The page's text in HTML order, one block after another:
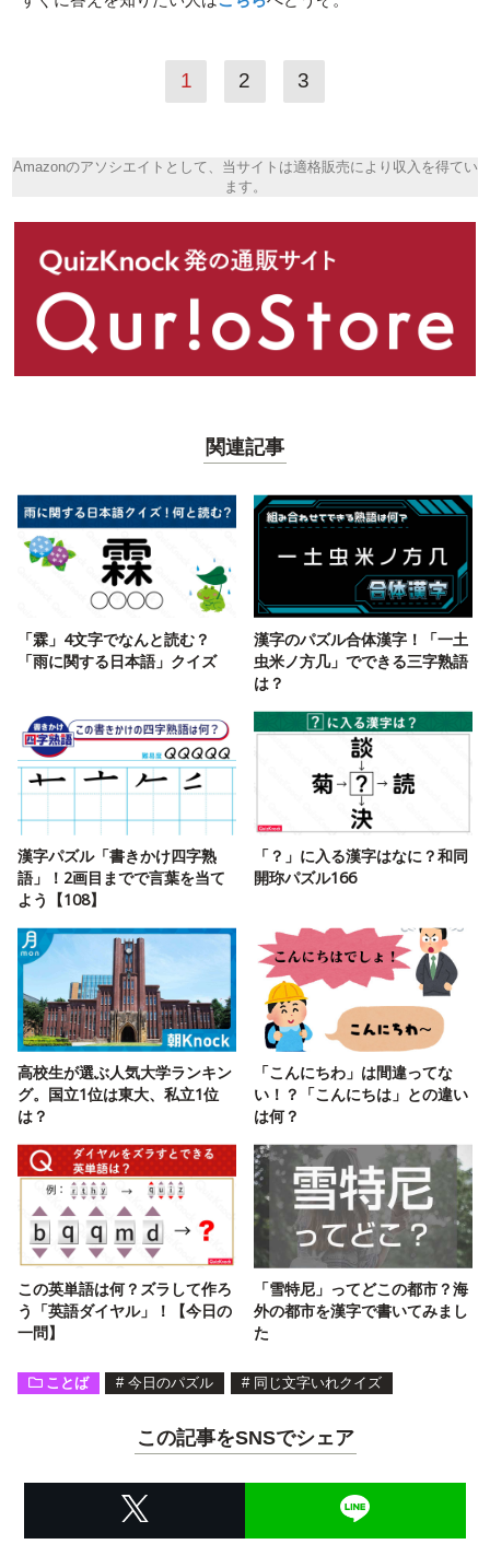
1 2 3
Amazonのアソシエイトとして、当サイトは適格販売により収入を得てい
ます。
関連記事
「霖」4文字でなんと読む？
「雨に関する日本語」クイズ
漢字のパズル合体漢字！「一土
虫米ノ方几」でできる三字熟語
は？
漢字パズル「書きかけ四字熟
語」！2画目までで言葉を当て
よう【108】
「？」に入る漢字はなに？和同
開珎パズル166
高校生が選ぶ人気大学ランキン
グ。国立1位は東大、私立1位
は？
「こんにちわ」は間違ってな
い！？「こんにちは」との違い
は何？
この英単語は何？ズラして作ろ
う「英語ダイヤル」！【今日の
一問】
「雪特尼」ってどこの都市？海
外の都市を漢字で書いてみまし
た
ことば # 今日のパズル # 同じ文字いれクイズ
この記事をSNSでシェア